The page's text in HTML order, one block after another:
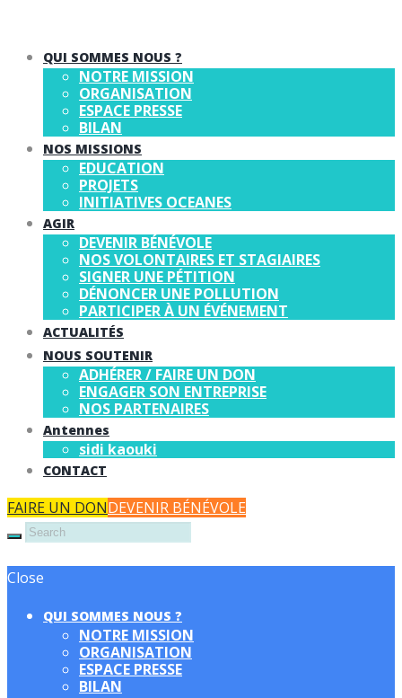
QUI SOMMES NOUS ?
NOTRE MISSION
ORGANISATION
ESPACE PRESSE
BILAN
NOS MISSIONS
EDUCATION
PROJETS
INITIATIVES OCEANES
AGIR
DEVENIR BÉNÉVOLE
NOS VOLONTAIRES ET STAGIAIRES
SIGNER UNE PÉTITION
DÉNONCER UNE POLLUTION
PARTICIPER À UN ÉVÉNEMENT
ACTUALITÉS
NOUS SOUTENIR
ADHÉRER / FAIRE UN DON
ENGAGER SON ENTREPRISE
NOS PARTENAIRES
Antennes
sidi kaouki
CONTACT
FAIRE UN DONDEVENIR BÉNÉVOLE
Close
QUI SOMMES NOUS ?
NOTRE MISSION
ORGANISATION
ESPACE PRESSE
BILAN